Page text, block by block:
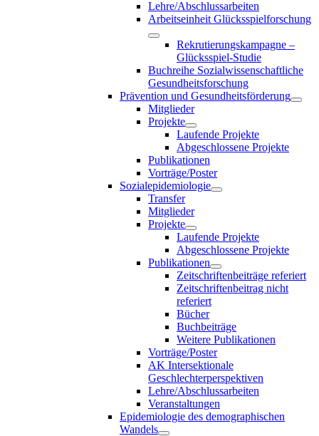
Lehre/Abschlussarbeiten
Arbeitseinheit Glücksspielforschung
Rekrutierungskampagne –
Glücksspiel-Studie
Buchreihe Sozialwissenschaftliche
Gesundheitsforschung
Prävention und Gesundheitsförderung
Mitglieder
Projekte
Laufende Projekte
Abgeschlossene Projekte
Publikationen
Vorträge/Poster
Sozialepidemiologie
Transfer
Mitglieder
Projekte
Laufende Projekte
Abgeschlossene Projekte
Publikationen
Zeitschriftenbeiträge referiert
Zeitschriftenbeitrag nicht
referiert
Bücher
Buchbeiträge
Weitere Publikationen
Vorträge/Poster
AK Intersektionale
Geschlechterperspektiven
Lehre/Abschlussarbeiten
Veranstaltungen
Epidemiologie des demographischen
Wandels